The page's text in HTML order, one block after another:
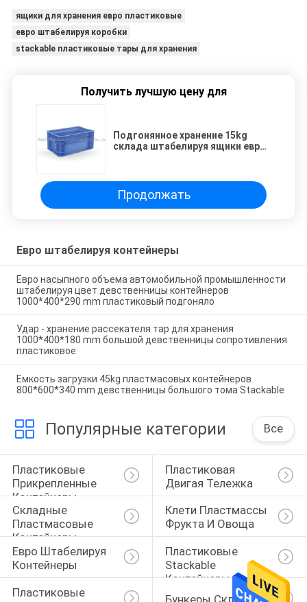
ящики для хранения евро пластиковые
евро штабелируя коробки
stackable пластиковые тары для хранения
Получить лучшую цену для
Подгонянное хранение 15kg
склада штабелируя ящики евро
Продолжать
Евро штабелируя контейнеры
Евро насыпного объема автомобильной промышленности
штабелируя цвет девственницы контейнеров
1000*400*290 mm пластиковый подгоняло
Удар - хранение рассекателя тар для хранения
1000*400*180 mm большой девственницы сопротивления
пластиковое
Емкость загрузки 45kg пластмасовых контейнеров
800*600*340 mm девственницы большого тома Stackable
Популярные категории Все
Пластиковые
Прикрепленные
Контейнеры
Крышки
Пластиковая
Двигая Тележка
Складные
Пластмасовые
Контейнеры
Клети Пластмассы
Фрукта И Овоща
Евро Штабелируя
Контейнеры
Пластиковые
Stackable
Контейнеры
Пластиковые
Бункеры Склада